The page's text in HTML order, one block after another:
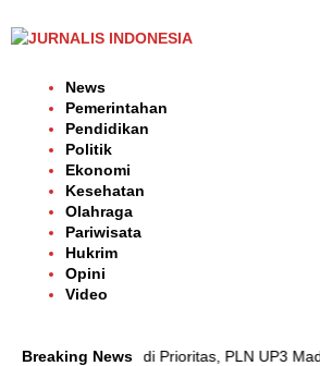
ke
News
Pemerintahan
Pendidikan
Politik
Ekonomi
Kesehatan
Olahraga
Pariwisata
Hukrim
Opini
Video
Breaking News
Listrik Jadi Prioritas, PLN UP3 Madura